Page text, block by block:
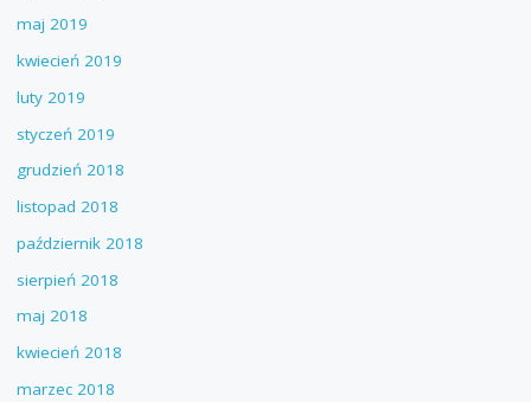
maj 2019
kwiecień 2019
luty 2019
styczeń 2019
grudzień 2018
listopad 2018
październik 2018
sierpień 2018
maj 2018
kwiecień 2018
marzec 2018